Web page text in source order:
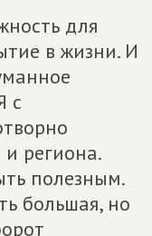
для
в жизни. И
с
региона.
полезным.
большая, но